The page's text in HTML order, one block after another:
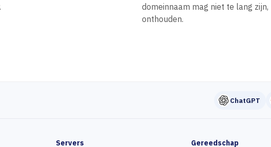
domeinnaam mag niet te lang
onthouden.
ChatGPT
Servers Gereedschap